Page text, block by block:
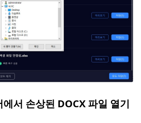
서 손상된 DOCX 파일 열기